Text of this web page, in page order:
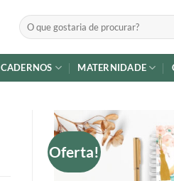
Pesquisar
por:
CADERNOS MATERNIDADE
Oferta!